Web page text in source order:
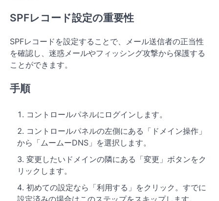
SPFレコード設定の重要性
SPFレコードを設定することで、メール送信者の正当性
を確認し、迷惑メールやフィッシング攻撃から保護する
ことができます。
手順
コントロールパネルにログインします。
コントロールパネルの左側にある「ドメイン操作」
から「ムームーDNS」を選択します。
変更したいドメインの隣にある「変更」ボタンをク
リックします。
初めての設定なら「利用する」をクリック。すでに
設定済みの場合はこのステップをスキップします。